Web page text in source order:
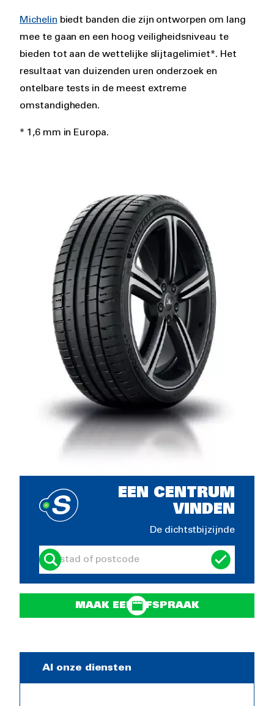
Michelin biedt banden die zijn ontworpen om lang
mee te gaan en een hoog veiligheidsniveau te
bieden tot aan de wettelijke slijtagelimiet*. Het
resultaat van duizenden uren onderzoek en
ontelbare tests in de meest extreme
omstandigheden.
* 1,6 mm in Europa.
EEN CENTRUM
VINDEN
De dichtstbijzijnde
MAAK EEN AFSPRAAK
Al onze diensten